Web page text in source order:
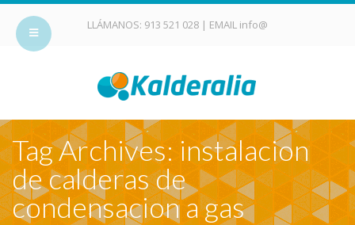
LLÁMANOS: 913 521 028 | EMAIL info@
Tag Archives: instalacion
de calderas de
condensacion a gas